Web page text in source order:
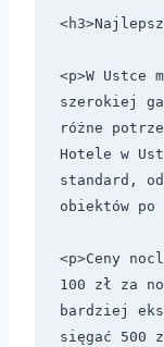
<p>W Ustce
szerokiej
różne
Hotele w
standard,
obiektów po
<p>Ceny
100 zł za
bardziej
sięgać 500